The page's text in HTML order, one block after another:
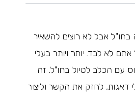
בחו"ל אבל לא רוצים להשאיר
לא לבד. יותר ויותר בעלי
עם הכלב לטיול בחו"ל. זה
דאגות, לחזק את הקשר וליצור